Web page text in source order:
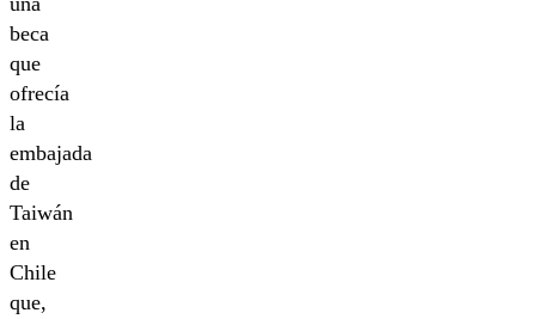
beca
que
ofrecía
la
embajada
de
Taiwán
en
Chile
que,